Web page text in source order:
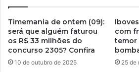
Timemania de ontem (09):
será que alguém faturou
os R$ 33 milhões do
concurso 2305? Confira
10 de outubro de 2025
com
temor
25 de